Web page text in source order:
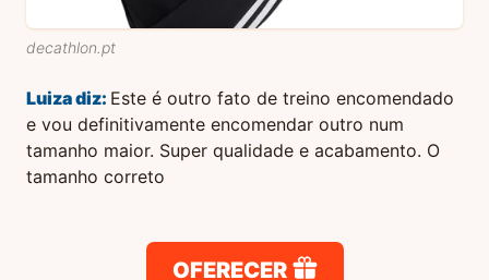
decathlon.pt
Luizadiz: Este é outro fato de treino encomendado
e vou definitivamente encomendar outro num
tamanho maior. Super qualidade e acabamento. O
tamanho correto
OFERECER